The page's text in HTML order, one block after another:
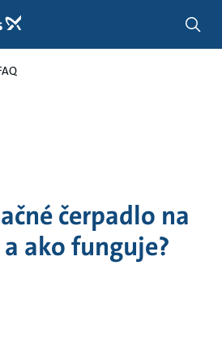
čerpadlo na
ako funguje?